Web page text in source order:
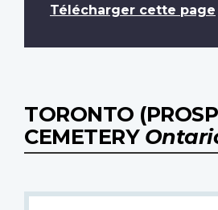
Télécharger cette page
TORONTO
CEMETERY